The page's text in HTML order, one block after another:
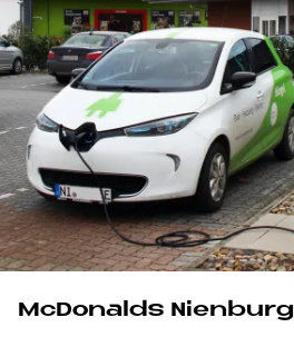
Mc­Do­nalds Nien­burg